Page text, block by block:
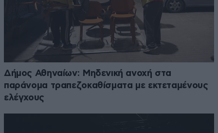
Δήμος Αθηναίων: Μηδενική ανοχή στα
παράνομα τραπεζοκαθίσματα με εκτεταμένους
ελέγχους